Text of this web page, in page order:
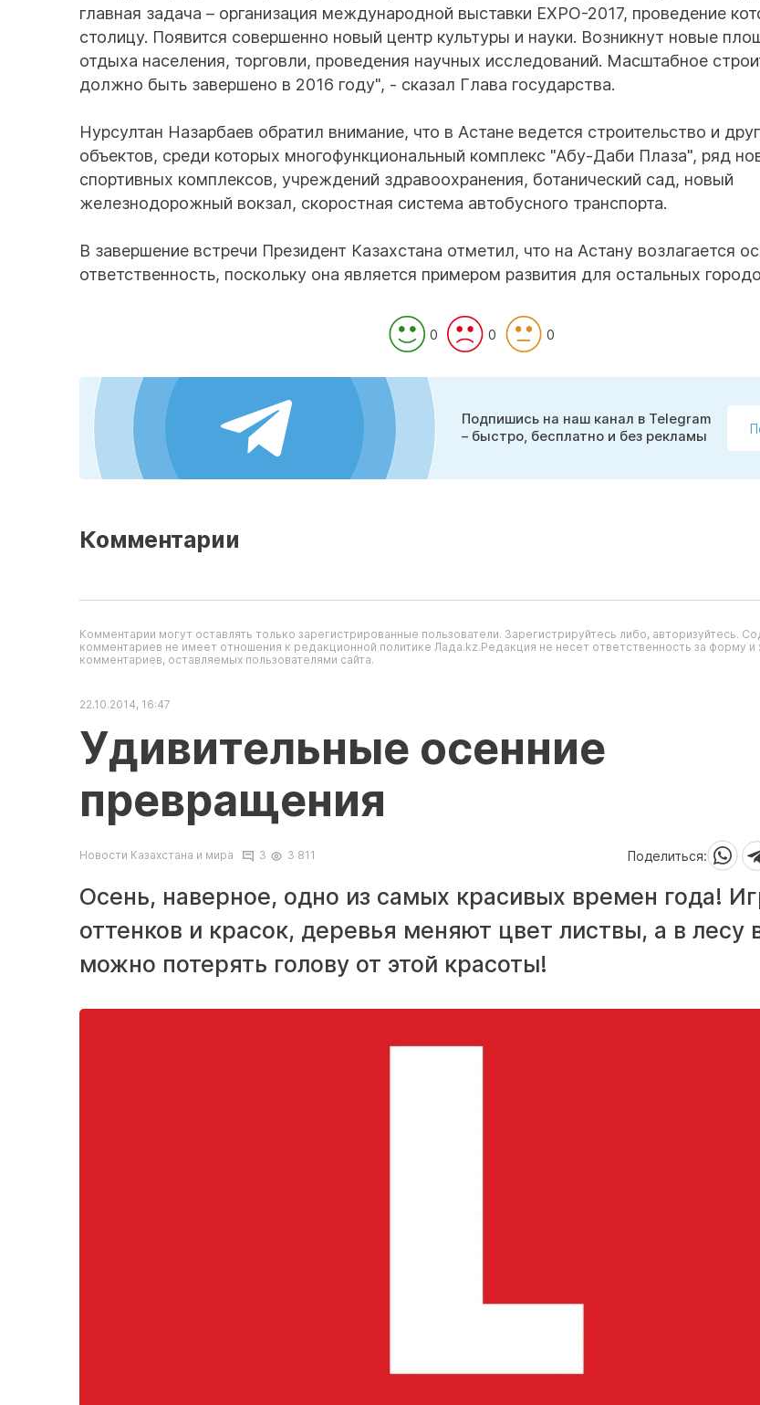
главная задача – организация международной выставки EXPO-2017, проведение
столицу. Появится совершенно новый центр культуры и науки. Возникнут новые
отдыха населения, торговли, проведения научных исследований. Масштабное
должно быть завершено в 2016 году", - сказал Глава государства.
Нурсултан Назарбаев обратил внимание, что в Астане ведется строительство и
объектов, среди которых многофункциональный комплекс "Абу-Даби Плаза", ряд
спортивных комплексов, учреждений здравоохранения, ботанический сад, новый
железнодорожный вокзал, скоростная система автобусного транспорта.
В завершение встречи Президент Казахстана отметил, что на Астану возлагается
ответственность, поскольку она является примером развития для остальных
0 0 0
Подпишись на наш канал в Telegram
– быстро, бесплатно и без рекламы
Комментарии
Комментарии могут оставлять только зарегистрированные пользователи. Зарегистрируйтесь либо, авторизуйтесь.
комментариев не имеет отношения к редакционной политике Лада.kz.Редакция не несет ответственность за форму и
комментариев, оставляемых пользователями сайта.
22.10.2014, 16:47
Удивительные осенние
превращения
Новости Казахстана и мира 3 3 811 Поделиться:
Осень, наверное, одно из самых красивых времен года!
оттенков и красок, деревья меняют цвет листвы, а в лесу
можно потерять голову от этой красоты!